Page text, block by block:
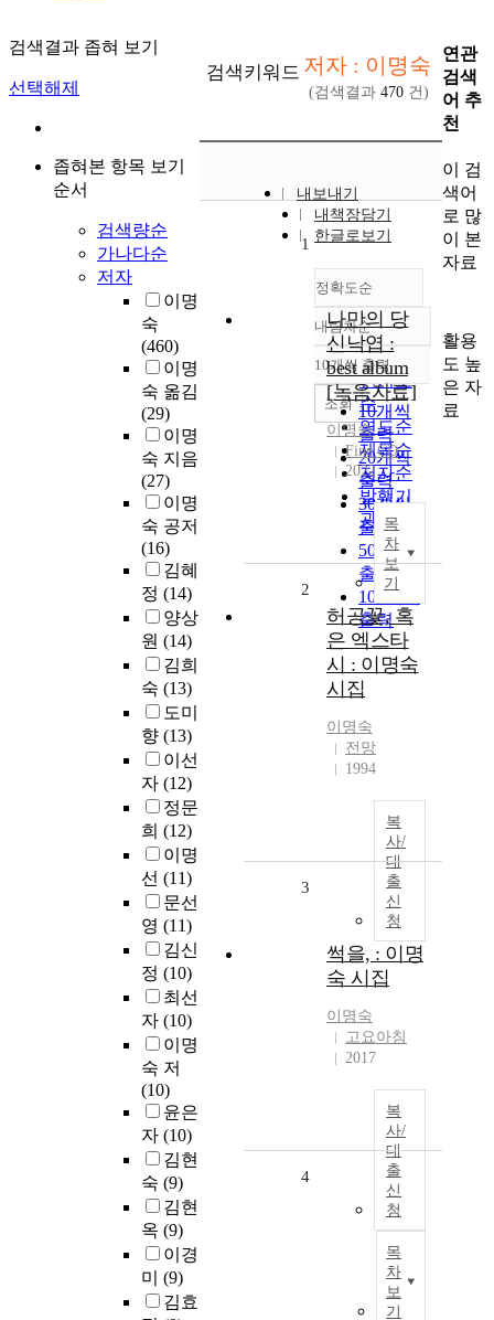
검색결과 좁혀 보기
선택해제
좁혀본 항목 보기
순서
검색량순
가나다순
저자
이명
숙
(460)
이명
숙 옮김
(29)
이명
숙 지음
(27)
이명
숙 공저
(16)
김혜
정 (14)
양상
원 (14)
김희
숙 (13)
도미
향 (13)
이선
자 (12)
정문
희 (12)
이명
선 (11)
문선
영 (11)
김신
정 (10)
최선
자 (10)
이명
숙 저
(10)
윤은
자 (10)
김현
숙 (9)
김현
옥 (9)
이경
미 (9)
김효
검색키워드 저자 : 이명숙
(검색결과 470 건)
내보내기
내책장담기
한글로보기
정확도순
정확도
순
인기도
순
연도순
제목순
저자순
발행기
관순
내림차순
내림차순
10개씩 출력
10개씩
출력
20개씩
출력
30개씩
출력
50개씩
출력
100개씩
출력
조회
1
나만의 당
신낙엽 :
best album
[녹음자료]
이명숙
Fine CD
2022
목
차
보
기
2
허공꽃, 혹
은 엑스타
시 : 이명숙
시집
이명숙
전망
1994
복
사/
대
출
신
청
3
썩을, : 이명
숙 시집
이명숙
고요아침
2017
복
사/
대
출
신
청
목
차
보
기
4
연관
검색
어 추
천
이 검
색어
로 많
이 본
자료
활용
도 높
은 자
료